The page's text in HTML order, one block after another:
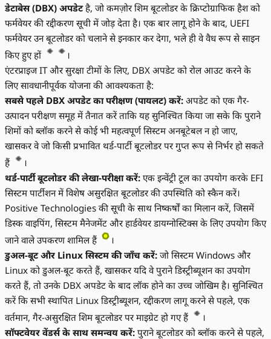
डेटाबेस (DBX) अपडेटहै, जो कमज़ोर शिम बूटलोडर के क्रिप्टोग्राफिक हैश को
फर्मवेयर की रद्दीकरण सूची में जोड़ देता है। एक बार लागू होने के बाद, UEFI
फर्मवेयर उन बूटलोडर को चलाने से इनकार कर देगा, भले ही वे वैध रूप से साइन
किए हुए हों
।
एंटरप्राइज IT और सुरक्षा टीमों के लिए, DBX अपडेट को रोल आउट करने के
लिए सावधानीपूर्वक योजना की आवश्यकता है:
सबसे पहले DBX अपडेट का परीक्षण (पायलट) करें: अपडेट को एक गैर-
उत्पादन परीक्षण समूह में तैनात करें ताकि यह सुनिश्चित किया जा सके कि पुराने
शिमों को ब्लॉक करने से कोई भी महत्वपूर्ण सिस्टम अनबूटेबल न हो जाए,
खासकर वे जो किसी प्रभावित थर्ड-पार्टी बूटलोडर पर गुप्त रूप से निर्भर हो सकते
हैं
।
थर्ड-पार्टी बूटलोडर की लेखा-परीक्षा करें: एक इन्वेंट्री टूल का उपयोग करके EFI
सिस्टम पार्टीशन में विशेष असुरक्षित बूटलोडर की उपस्थिति को स्कैन करें।
Positive Technologies की सूची के साथ निष्कर्षों का मिलान करें, जिसमें
डिस्क वाइपिंग, सिस्टम मैनेजमेंट और हार्डवेयर डायग्नोस्टिक्स के लिए उपयोग किए
जाने वाले उपकरण शामिल हैं
।
डुअल-बूट और Linux सिस्टम की जाँच करें: जो सिस्टम Windows और
Linux को डुअल-बूट करते हैं, खासकर यदि वे पुराने डिस्ट्रीब्यूशन का उपयोग
करते हैं, तो उनके DBX अपडेट के बाद लॉक होने का उच्च जोखिम है। सुनिश्चित
करें कि सभी स्थापित Linux डिस्ट्रीब्यूशन, रद्दीकरण लागू करने से पहले, एक
वर्तमान, गैर-असुरक्षित शिम बूटलोडर पर माइग्रेट हो गए हैं
।
सॉफ्टवेयर वेंडर्स के साथ समन्वय करें: पुराने बूटलोडर को ब्लॉक करने से पहले,